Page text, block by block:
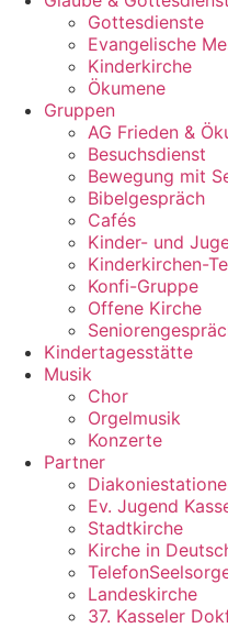
Gottesdienste
Evangelische
Kinderkirche
Ökumene
Gruppen
AG Frieden &
Besuchsdienst
Bewegung mit
Bibelgespräch
Cafés
Kinder- und
Kinderkirchen-
Konfi-Gruppe
Offene Kirche
Kindertagesstätte
Musik
Chor
Orgelmusik
Konzerte
Partner
Ev. Jugend
Stadtkirche
Kirche in
Landeskirche
37. Kasseler